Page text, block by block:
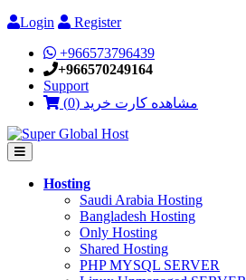
Login
Register
+966573796439
+966570249164
Support
مشاهده کارت خرید (0
)
Hosting
Saudi Arabia Hosting
Bangladesh Hosting
Only Hosting
Shared Hosting
PHP MYSQL SERVER